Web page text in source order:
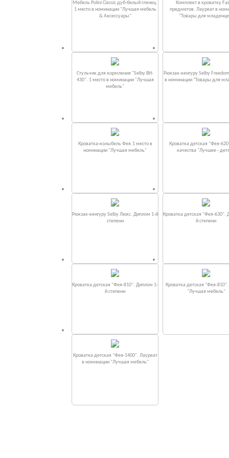
Мебель Polini Classic дуб-белый глянец.
1 место в номинации "Лучшая мебель
& Аксессуары"
Комплект в кроватку
предметов. Лауреат в
“Товары для
Стульчик для кормления "Selby BH-
430". 1 место в номинации "Лучшая
мебель"
Рюкзак-кенгуру Selby
в номинации “Товары для
Кроватка-колыбель Фея.1 место в
номинации "Лучшая мебель"
Кроватка детская "Фея-
качества "Лучшее -
Рюкзак-кенгуру Selby Люкс. Диплом 1-й
степени
Кроватка детская "Фея-630".
й степени
Кроватка детская "Фея-810". Диплом 1-
й степени
Кроватка детская "Фея-
"Лучшая мебель"
Кроватка детская "Фея-1400". Лауреат
в номинации "Лучшая мебель"